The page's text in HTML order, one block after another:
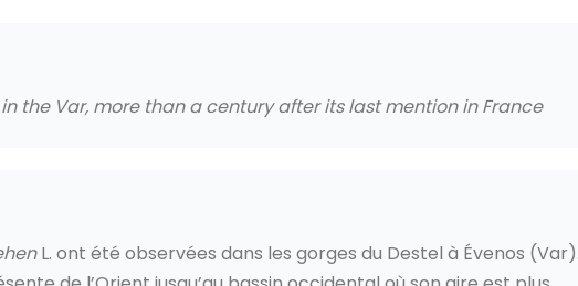
in the Var, more than a century after its last mention in France
L. ont été observées dans les gorges du Destel à Évenos (Var).